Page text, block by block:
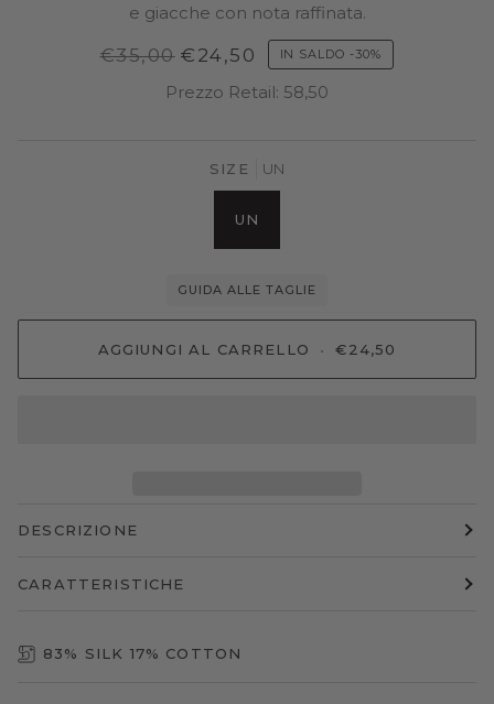
e giacche con nota raffinata.
€35,00 €24,50 IN SALDO -30%
Prezzo Retail: 58,50
SIZE UN
UN
GUIDA ALLE TAGLIE
AGGIUNGI AL CARRELLO • €24,50
DESCRIZIONE
CARATTERISTICHE
83% SILK 17% COTTON